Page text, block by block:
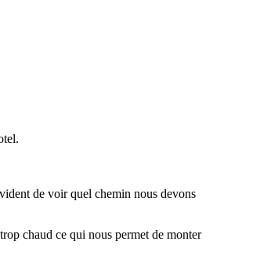
de voir quel chemin nous devons
chaud ce qui nous permet de monter